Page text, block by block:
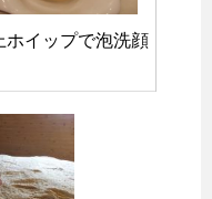
ホイップで泡洗顔